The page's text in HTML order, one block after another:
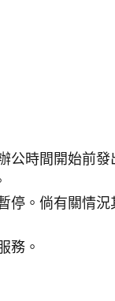
公時間開始前
停。倘有關情
務。